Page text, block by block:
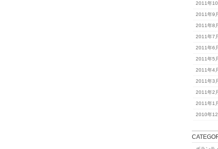
2011年10
2011年9
2011年8
2011年7
2011年6
2011年5
2011年4
2011年3
2011年2
2011年1
2010年12